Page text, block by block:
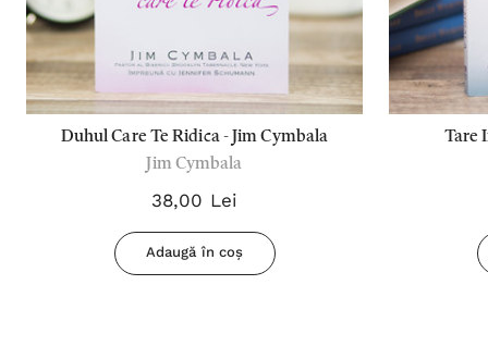
Duhul Care Te Ridica - Jim Cymbala
Jim Cymbala
38,00 Lei
Adaugă în coș
Tare